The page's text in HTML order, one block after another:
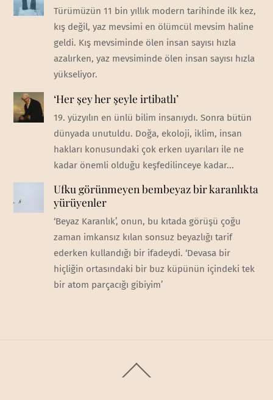
Türümüzün 11 bin yıllık modern tarihinde ilk kez,
kış değil, yaz mevsimi en ölümcül mevsim haline
geldi. Kış mevsiminde ölen insan sayısı hızla
azalırken, yaz mevsiminde ölen insan sayısı hızla
yükseliyor.
‘Her şey her şeyle irtibatlı’
19. yüzyılın en ünlü bilim insanıydı. Sonra bütün
dünyada unutuldu. Doğa, ekoloji, iklim, insan
hakları konusundaki çok erken uyarıları ile ne
kadar önemli olduğu keşfedilinceye kadar...
Ufku görünmeyen bembeyaz bir karanlıkta
yürüyenler
‘Beyaz Karanlık’, onun, bu kıtada görüşü çoğu
zaman imkansız kılan sonsuz beyazlığı tarif
ederken kullandığı bir ifadeydi. ‘Devasa bir
hiçliğin ortasındaki bir buz küpünün içindeki tek
bir atom parçacığı gibiyim’
To